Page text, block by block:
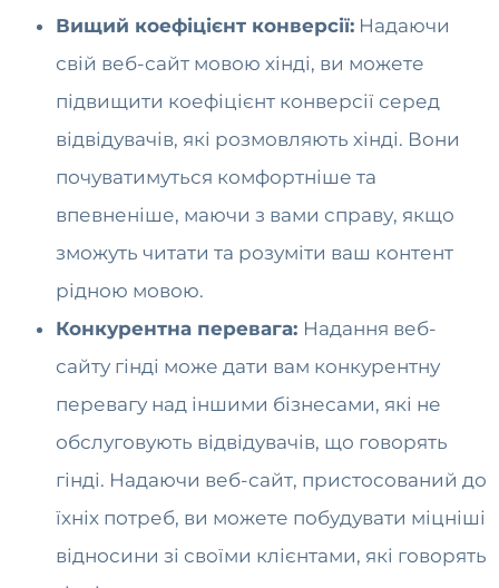
Вищий коефіцієнт конверсії: Надаючи
свій веб-сайт мовою хінді, ви можете
підвищити коефіцієнт конверсії серед
відвідувачів, які розмовляють хінді. Вони
почуватимуться комфортніше та
впевненіше, маючи з вами справу, якщо
зможуть читати та розуміти ваш контент
рідною мовою.
Конкурентна перевага: Надання веб-
сайту гінді може дати вам конкурентну
перевагу над іншими бізнесами, які не
обслуговують відвідувачів, що говорять
гінді. Надаючи веб-сайт, пристосований до
їхніх потреб, ви можете побудувати міцніші
відносини зі своїми клієнтами, які говорять